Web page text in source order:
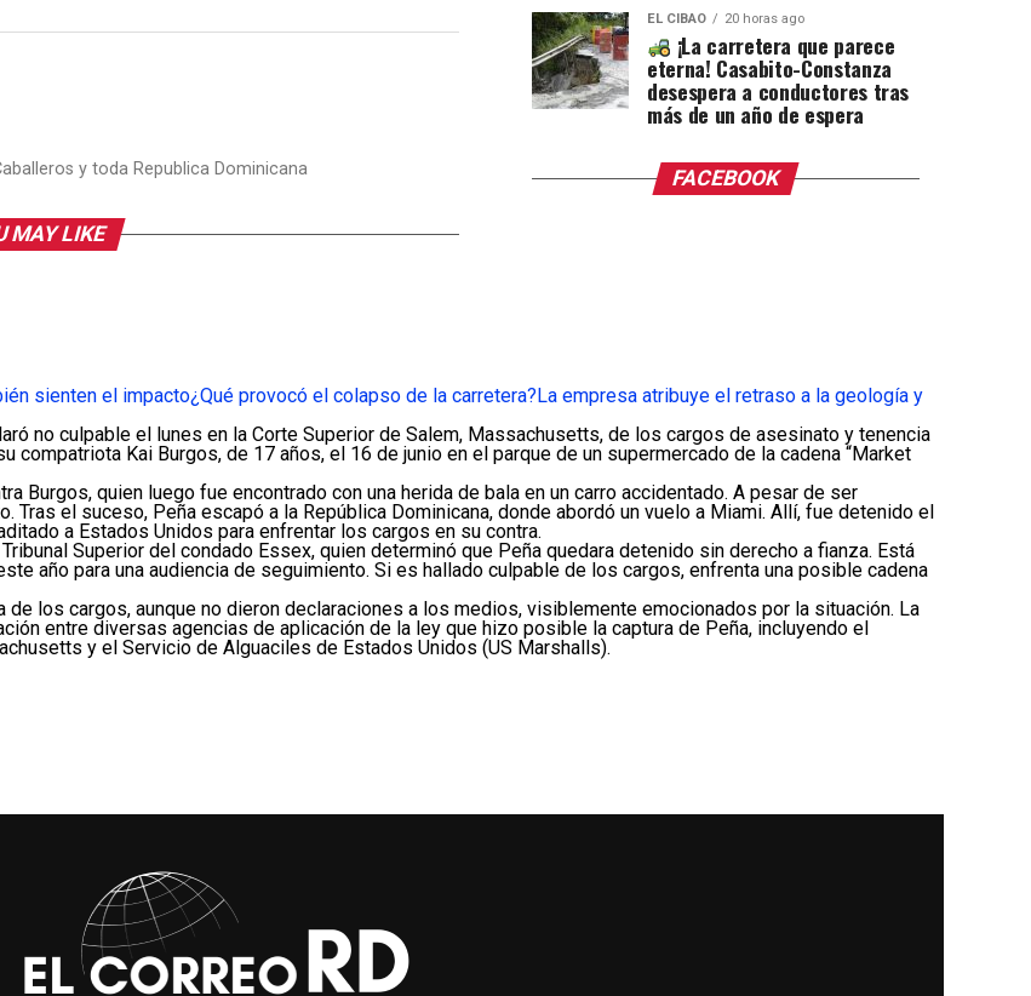
y toda Republica Dominicana
MAY LIKE
EL CIBAO 20 horas ago
¡La carretera que parece
eterna! Casabito-Constanza
desespera a conductores tras
más de un año de espera
FACEBOOK
sienten el impacto¿Qué provocó el colapso de la carretera?La empresa atribuye el retraso a la geología y
no culpable el lunes en la Corte Superior de Salem, Massachusetts, de los cargos de asesinato y tenencia
compatriota Kai Burgos, de 17 años, el 16 de junio en el parque de un supermercado de la cadena “Market
Burgos, quien luego fue encontrado con una herida de bala en un carro accidentado. A pesar de ser
Tras el suceso, Peña escapó a la República Dominicana, donde abordó un vuelo a Miami. Allí, fue detenido el
a Estados Unidos para enfrentar los cargos en su contra.
Superior del condado Essex, quien determinó que Peña quedara detenido sin derecho a fianza. Está
año para una audiencia de seguimiento. Si es hallado culpable de los cargos, enfrenta una posible cadena
los cargos, aunque no dieron declaraciones a los medios, visiblemente emocionados por la situación. La
entre diversas agencias de aplicación de la ley que hizo posible la captura de Peña, incluyendo el
y el Servicio de Alguaciles de Estados Unidos (US Marshalls).